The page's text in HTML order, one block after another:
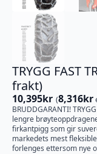
TRYGG FAST
frakt)
Opprinnelig
pris
var:
11,550kr.
10,395kr
Nåværende
pris
er:
10,395kr.
(8,316kr
BRUDDGARANTI!
lengre
firkantpigg som gir
markedets mest
forlenges ettersom nye